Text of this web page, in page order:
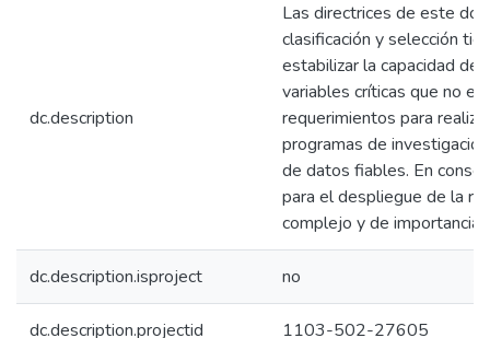
dc.description
Las directrices de este
clasificación y selección
estabilizar la capacidad
variables críticas que no
requerimientos para
programas de
de datos fiables. En
para el despliegue de la
complejo y de importancia
dc.description.isproject no
dc.description.projectid 1103-502-27605